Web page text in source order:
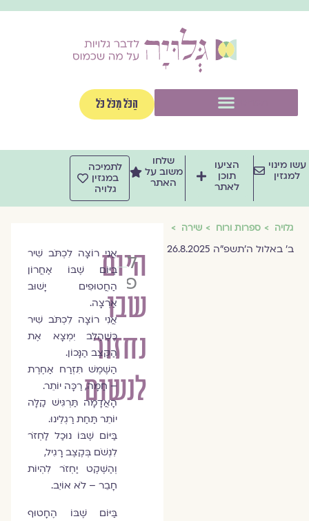
הַכֹּל מִכֹּל כֹּל
מינוי
למגזין
הציעו
תוכן
לאתר
שלחו
משוב על
האתר
לתמיכה
במגזין
גלויה
גלויה ספרות ורוח שירה
ב׳ באלול ה׳תשפ״ה 26.8.2025
היום
שבו
נחזור
לנשום
לילך
פוקס
אֲנִי רוֹצָה לִכְתֹּב שִׁיר
בַּיּוֹם שֶׁבּוֹ אַחֲרוֹן
הַחֲטוּפִים יָשׁוּב
אַרְצָה.
אֲנִי רוֹצָה לִכְתֹּב שִׁיר
כְּשֶׁהַלֵּב יִמְצָא אֶת
הַקֶּצֶב הַנָּכוֹן.
הַשֶּׁמֶשׁ תִּזְרַח אַחֶרֶת
– חַמָּה, רַכָּה יוֹתֵר.
הָאֲדָמָה תַּרְגִּישׁ קַלָּה
יוֹתֵר תַּחַת רַגְלֵינוּ.
בַּיּוֹם שֶׁבּוֹ נוּכַל לַחְזֹר
לִנְשֹׁם בְּקֶצֶב רָגִיל,
וְהַשֶּׁקֶט יַחְזֹר לִהְיוֹת
חָבֵר – לֹא אוֹיֵב.
בַּיּוֹם שֶׁבּוֹ הֶחָטוּף